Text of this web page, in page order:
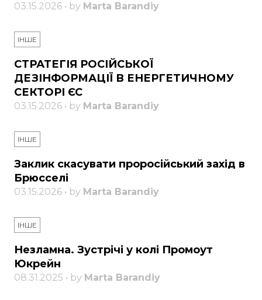
03.15.2026 • by Marta Barandiy
ІНШЕ
СТРАТЕГІЯ РОСІЙСЬКОЇ
ДЕЗІНФОРМАЦІЇ В ЕНЕРГЕТИЧНОМУ
СЕКТОРІ ЄС
03.15.2026 • by Marta Barandiy
ІНШЕ
Заклик скасувати проросійський захід в
Брюсселі
03.15.2026 • by Marta Barandiy
ІНШЕ
Незламна. Зустрічі у колі Промоут
Юкрейн
08.31.2025 • by Marta Barandiy